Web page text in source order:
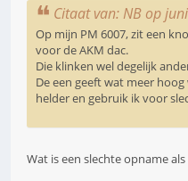
Citaat van: NB op
Op mijn PM 6007, zit een
voor de AKM dac.
Die klinken wel degelijk
De een geeft wat meer
helder en gebruik ik voor
Wat is een slechte opname